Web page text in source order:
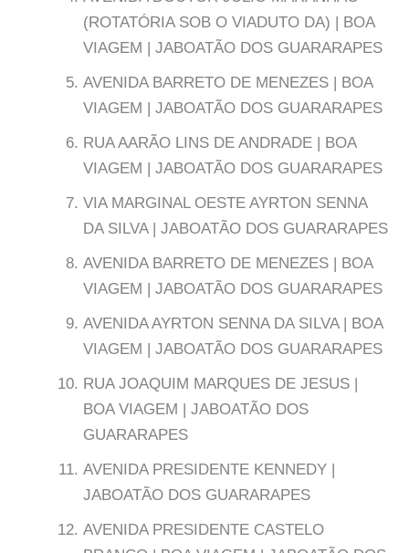
(ROTATÓRIA SOB O VIADUTO DA) | BOA
VIAGEM | JABOATÃO DOS GUARARAPES
AVENIDA BARRETO DE MENEZES | BOA
VIAGEM | JABOATÃO DOS GUARARAPES
RUA AARÃO LINS DE ANDRADE | BOA
VIAGEM | JABOATÃO DOS GUARARAPES
VIA MARGINAL OESTE AYRTON SENNA
DA SILVA | JABOATÃO DOS GUARARAPES
AVENIDA BARRETO DE MENEZES | BOA
VIAGEM | JABOATÃO DOS GUARARAPES
AVENIDA AYRTON SENNA DA SILVA | BOA
VIAGEM | JABOATÃO DOS GUARARAPES
RUA JOAQUIM MARQUES DE JESUS |
BOA VIAGEM | JABOATÃO DOS
GUARARAPES
AVENIDA PRESIDENTE KENNEDY |
JABOATÃO DOS GUARARAPES
AVENIDA PRESIDENTE CASTELO